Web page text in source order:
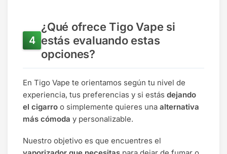
¿Qué ofrece Tigo Vape si
estás evaluando estas
opciones?
En Tigo Vape te orientamos según tu nivel de
experiencia, tus preferencias y si estás dejando
el cigarro o simplemente quieres una alternativa
más cómoda y personalizable.
Nuestro objetivo es que encuentres el